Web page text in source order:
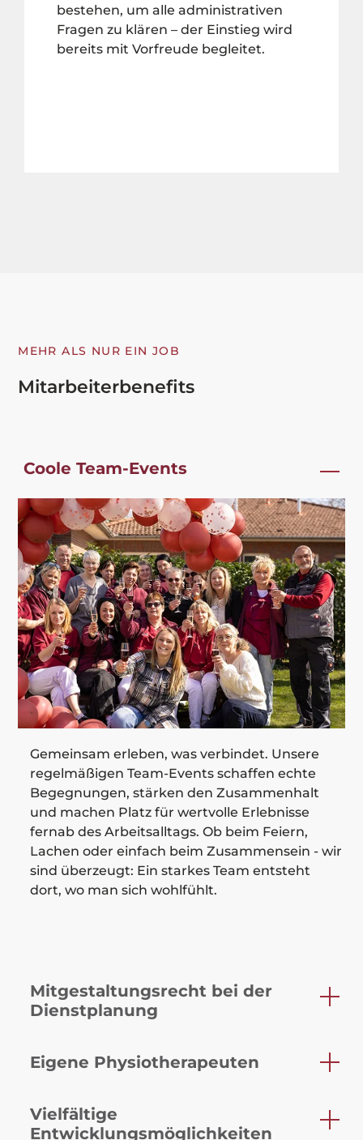
bestehen, um alle administrativen
Fragen zu klären – der Einstieg wird
bereits mit Vorfreude begleitet.
MEHR ALS NUR EIN JOB
Mitarbeiterbenefits
Coole Team-Events
Gemeinsam erleben, was verbindet. Unsere
regelmäßigen Team-Events schaffen echte
Begegnungen, stärken den Zusammenhalt
und machen Platz für wertvolle Erlebnisse
fernab des Arbeitsalltags. Ob beim Feiern,
Lachen oder einfach beim Zusammensein - wir
sind überzeugt: Ein starkes Team entsteht
dort, wo man sich wohlfühlt.
Mitgestaltungsrecht bei der
Dienstplanung
Eigene Physiotherapeuten
Vielfältige
Entwicklungsmöglichkeiten